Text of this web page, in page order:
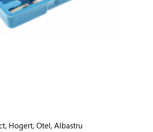
Hogert, Otel, Albastru